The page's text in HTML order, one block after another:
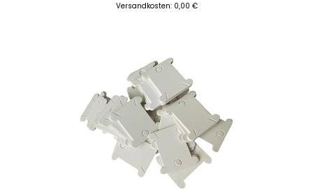
Versandkosten: 0,00 €